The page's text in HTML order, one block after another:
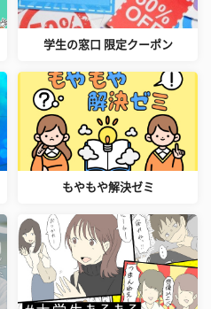
学生の窓口 限定クーポン
もやもや解決ゼミ